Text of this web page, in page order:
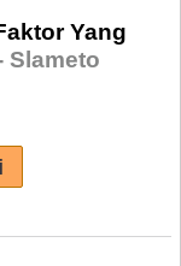
Yang
Slameto